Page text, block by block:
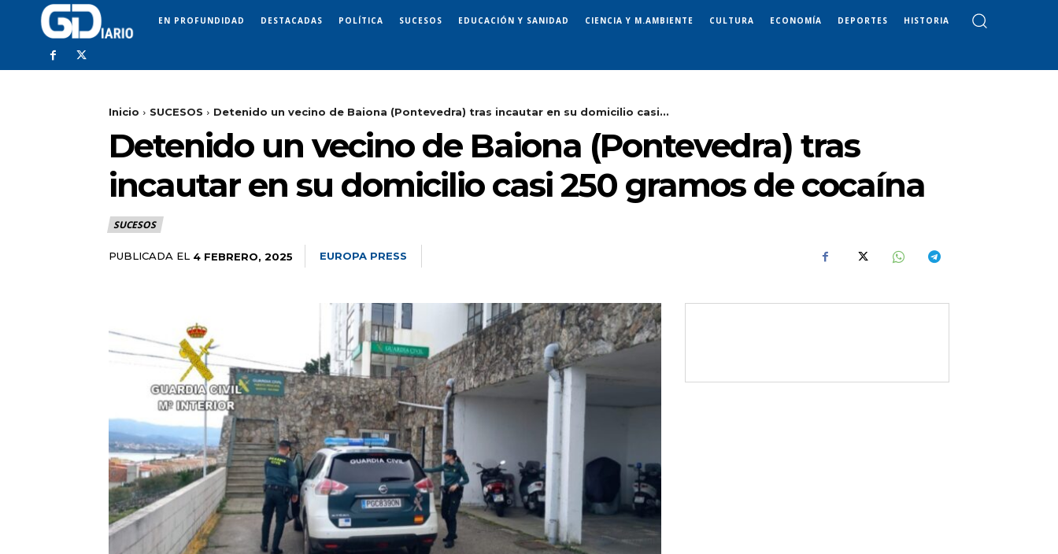
EN PROFUNDIDAD DESTACADAS POLÍTICA SUCESOS EDUCACIÓN Y SANIDAD CIENCIA Y M.AMBIENTE CULTURA ECONOMÍA DEPORTES HISTORIA
Inicio SUCESOS Detenido un vecino de Baiona (Pontevedra) tras incautar en su domicilio casi...
Detenido un vecino de Baiona (Pontevedra) tras
incautar en su domicilio casi 250 gramos de cocaína
SUCESOS
PUBLICADA EL 4 FEBRERO, 2025 EUROPA PRESS